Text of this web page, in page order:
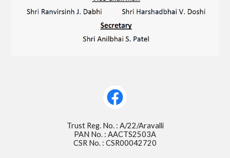
Trust Reg. No. : A/22/Aravalli
PAN No. : AACTS2503A
CSR No. : CSR00042720